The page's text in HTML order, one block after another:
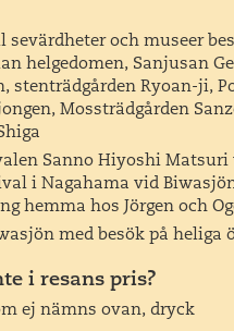
sevärdheter och museer
helgedomen, Sanjusan
stenträdgården Ryoan-ji,
Mossträdgården
Sanno Hiyoshi Matsuri
i Nagahama vid
hemma hos Jörgen och
med besök på heliga
i resans pris?
ej nämns ovan, dryck